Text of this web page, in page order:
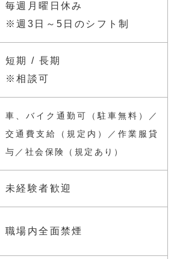
毎週月曜日休み
※週3日～5日のシフト制
短期 / 長期
※相談可
車、バイク通勤可（駐車無料）／
交通費支給（規定内）／作業服貸
与／社会保険（規定あり）
未経験者歓迎
職場内全面禁煙